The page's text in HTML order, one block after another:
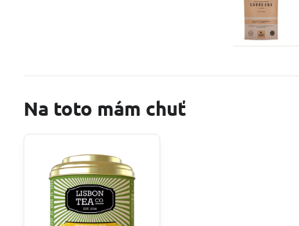
Na toto mám chuť